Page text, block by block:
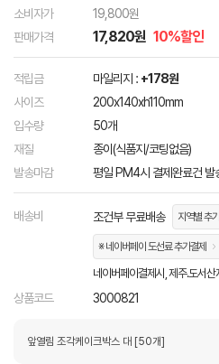
소비자가
19,800원
판매가격
17,820원 10%할인
적립금 마일리지 : +178원
사이즈
200x140xh110mm
입수량
50개
재질
종이(식품지/코팅없음)
발송마감
평일 PM4시 결제완료건 발
배송비 조건부 무료배송 지역별 추
※ 네이버페이 도선료 추가결제
네이버페이결제시, 제주.도서
상품코드 3000821
앞열림 조각케이크박스 대 [50개]